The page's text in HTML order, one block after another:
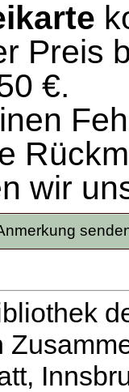
Preis
€.
wir